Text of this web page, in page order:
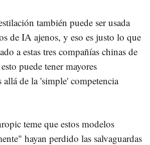
también puede ser usada
de IA ajenos, y eso es justo lo que
a estas tres compañías chinas de
puede tener mayores
allá de la 'simple' competencia
teme que estos modelos
hayan perdido las salvaguardas